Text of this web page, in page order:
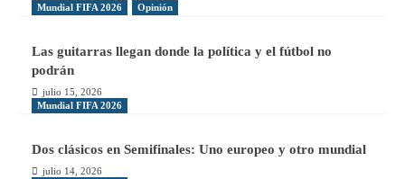
Mundial FIFA 2026
Opinión
Las guitarras llegan donde la política y el fútbol no
podrán
julio 15, 2026
Mundial FIFA 2026
Dos clásicos en Semifinales: Uno europeo y otro mundial
julio 14, 2026